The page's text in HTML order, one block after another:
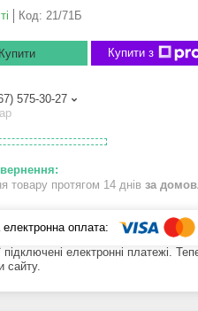
Код: 21/71Б
Купити Купити з
575-30-27
товару протягом 14 днів за
підключені електронні платежі.
сайту.